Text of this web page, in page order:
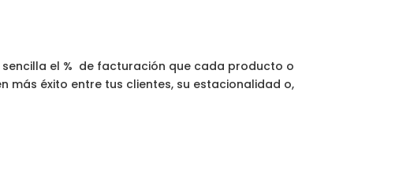
el % de facturación que cada producto o
más éxito entre tus clientes, su estacionalidad o,